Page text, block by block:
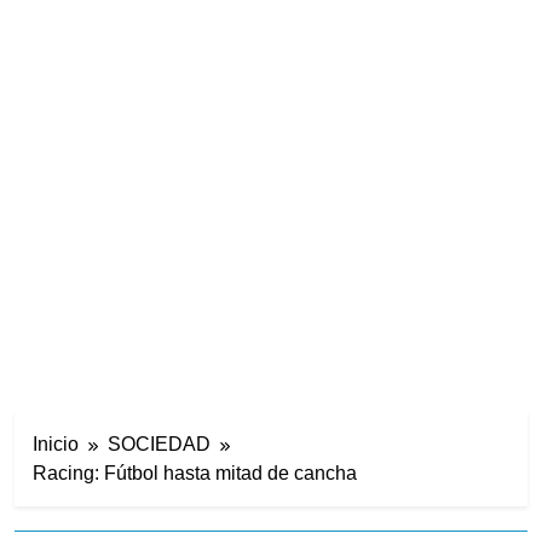
Inicio
SOCIEDAD
Racing: Fútbol hasta mitad de cancha